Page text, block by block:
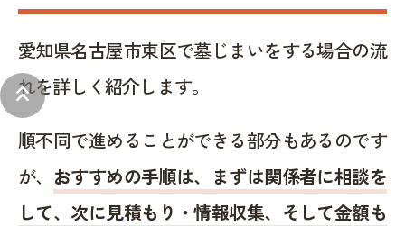
keyboard_double_arrow_up
愛知県名古屋市東区で墓じまいをする場合の流
れを詳しく紹介します。
順不同で進めることができる部分もあるのです
が、 おすすめの手順は、まずは関係者に相談を
して、次に見積もり・情報収集、そして金額も